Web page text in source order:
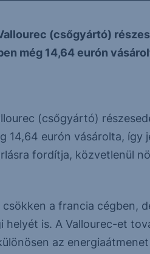
(csőgyártó)
még 14,64 eurón
(csőgyártó)
14,64 eurón vásárolta, így
fordítja, közvetlenül
a francia cégben,
is. A Vallourec-et
az